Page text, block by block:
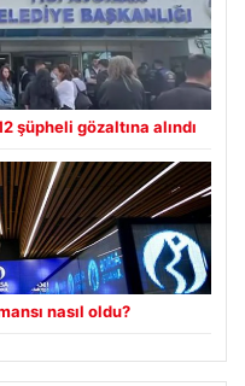
şüpheli gözaltına alındı
nasıl oldu?